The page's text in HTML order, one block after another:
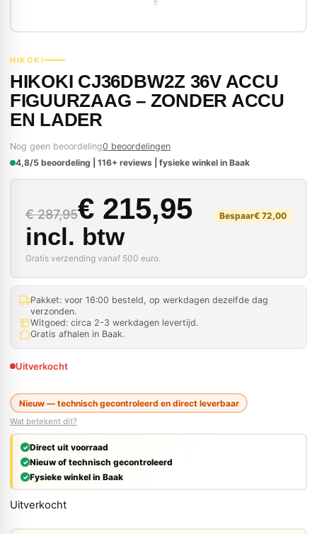
HIKOKI
HIKOKI CJ36DBW2Z 36V ACCU
FIGUURZAAG – ZONDER ACCU
EN LADER
Nog geen beoordeling0 beoordelingen
4,8/5 beoordeling | 116+ reviews | fysieke winkel in Baak
€287,95
Oorspronkelijke
€215,95
Huidige prijs is: €
incl. btw
Bespaar€72,00
Gratis verzending vanaf 500 euro.
Pakket: voor 16:00 besteld, op werkdagen dezelfde dag
verzonden.
Witgoed: circa 2-3 werkdagen levertijd.
Gratis afhalen in Baak.
Uitverkocht
Nieuw — technisch gecontroleerd en direct leverbaar
Wat betekent dit?
Direct uit voorraad
Nieuw of technisch gecontroleerd
Fysieke winkel in Baak
Uitverkocht